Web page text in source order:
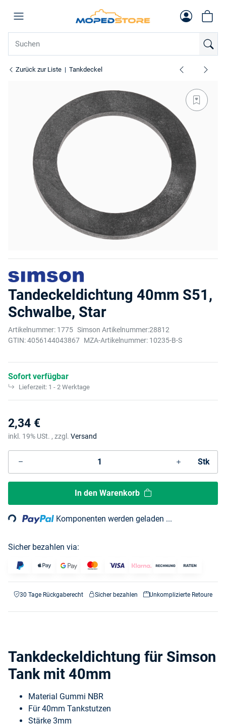
Zurück zur Liste Tankdeckel
Tandeckeldichtung 40mm S51,
Schwalbe, Star
Artikelnummer: 1775 Simson Artikelnummer:28812
GTIN:4056144043867 MZA-Artikelnummer: 10235-B-S
Sofort verfügbar
Lieferzeit: 1 - 2 Werktage
2,34 €
inkl. 19% USt. , zzgl. Versand
Stk
In den Warenkorb
Loading... Komponenten werden geladen ...
Sicher bezahlen via:
30 Tage Rückgaberecht Sicher bezahlen Unkomplizierte Retoure
Tankdeckeldichtung für Simson
Tank mit 40mm
Material Gummi NBR
Für 40mm Tankstutzen
Stärke 3mm